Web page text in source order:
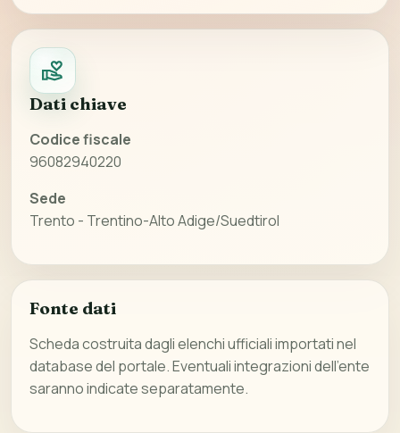
Dati chiave
Codice fiscale
96082940220
Sede
Trento - Trentino-Alto Adige/Suedtirol
Fonte dati
Scheda costruita dagli elenchi ufficiali importati nel
database del portale. Eventuali integrazioni dell’ente
saranno indicate separatamente.